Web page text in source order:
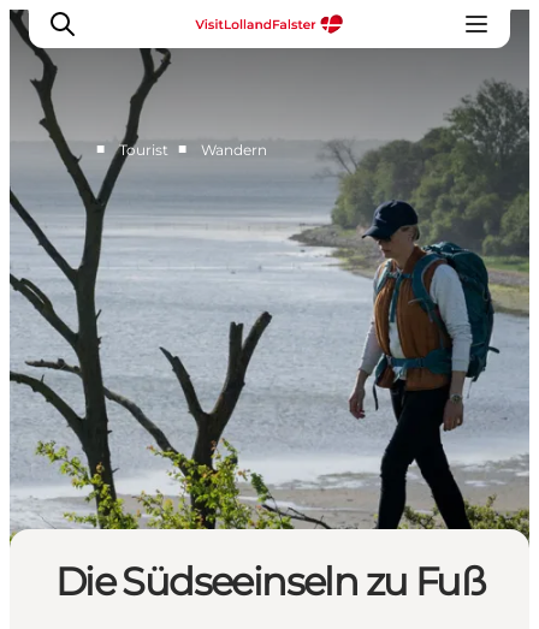
Natur und Outdoor
Familienurlaub
Kultur
Gastronomie
Urlaubsplaner
■ Tourist ■ Wandern
Die Südseeinseln zu Fuß